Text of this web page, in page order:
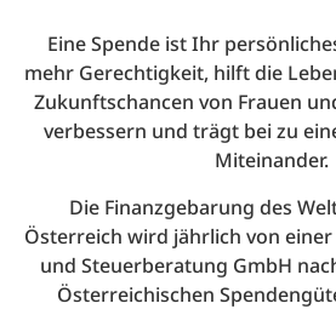
Eine Spende ist Ihr
mehr Gerechtigkeit, hilft die
Zukunftschancen von Frauen
verbessern und trägt bei zu
Miteinander.
Die Finanzgebarung des
Österreich wird jährlich von
und Steuerberatung GmbH
Österreichischen